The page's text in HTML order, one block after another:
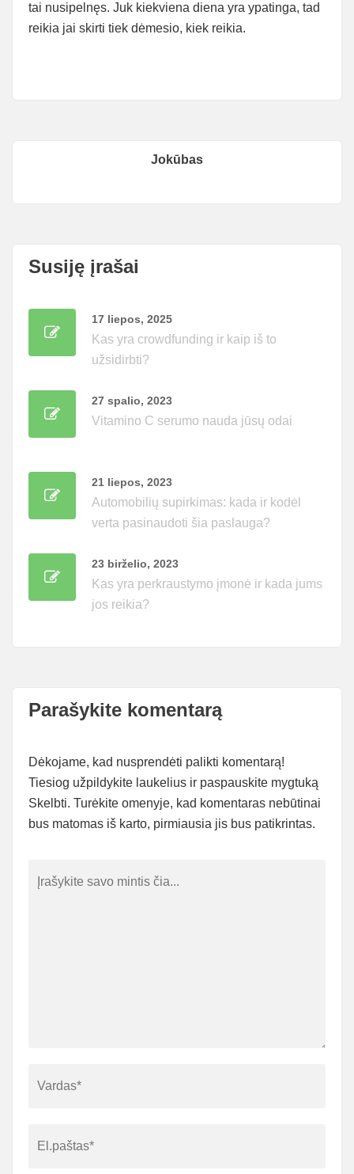
tai nusipelnęs. Juk kiekviena diena yra ypatinga, tad
reikia jai skirti tiek dėmesio, kiek reikia.
Jokūbas
Susiję įrašai
17 liepos, 2025
Kas yra crowdfunding ir kaip iš to
užsidirbti?
27 spalio, 2023
Vitamino C serumo nauda jūsų odai
21 liepos, 2023
Automobilių supirkimas: kada ir kodėl
verta pasinaudoti šia paslauga?
23 birželio, 2023
Kas yra perkraustymo įmonė ir kada jums
jos reikia?
Parašykite komentarą
Dėkojame, kad nusprendėti palikti komentarą!
Tiesiog užpildykite laukelius ir paspauskite mygtuką
Skelbti. Turėkite omenyje, kad komentaras nebūtinai
bus matomas iš karto, pirmiausia jis bus patikrintas.